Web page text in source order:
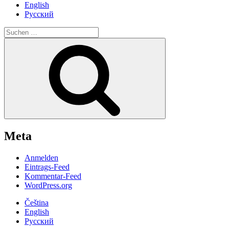
English
Русский
Suche
nach:
Meta
Anmelden
Eintrags-Feed
Kommentar-Feed
WordPress.org
Čeština
English
Русский